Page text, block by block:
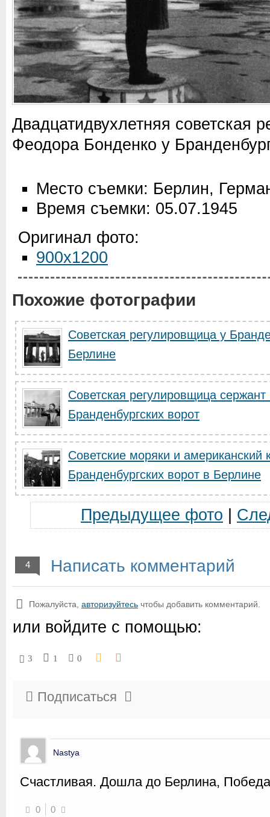
Двадцатидвухлетняя советская
Феодора Бонденко у
Место съемки: Берлин,
Время съемки: 05.07.1945
Оригинал фото:
900x1200
Похожие фотографии
Советская регулировщица у
Берлине
Советская регулировщица
Бранденбургских ворот
Советские моряки и американский
Бранденбургских ворот в Берлине
Предыдущее фото
4 Написать комментарий
Пожалуйста, авторизуйтесь чтобы добавить комментарий.
или войдите с помощью:
3 1 0
Подписаться
Nastya
Счастливая. Дошла до Берлина,
0 0